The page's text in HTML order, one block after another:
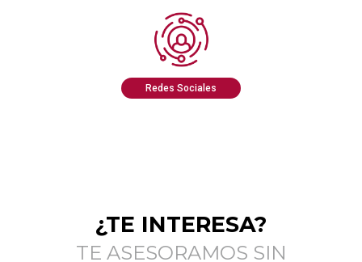
Redes Sociales
¿TE INTERESA?
TE ASESORAMOS SIN